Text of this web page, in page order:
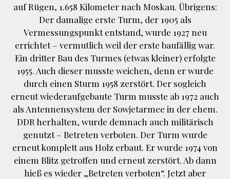
auf Rügen, 1.658 Kilometer nach Moskau. Übrigens:
Der damalige erste Turm, der 1905 als
Vermessungspunkt entstand, wurde 1927 neu
errichtet – vermutlich weil der erste baufällig war.
Ein dritter Bau des Turmes (etwas kleiner) erfolgte
1955. Auch dieser musste weichen, denn er wurde
durch einen Sturm 1958 zerstört. Der sogleich
erneut wiederaufgebaute Turm musste ab 1972 auch
als Antennensystem der Sowjetarmee in der ehem.
DDR herhalten, wurde demnach auch militärisch
genutzt – Betreten verboten. Der Turm wurde
erneut komplett aus Holz erbaut. Er wurde 1974 von
einem Blitz getroffen und erneut zerstört. Ab dann
hieß es wieder „Betreten verboten“. Jetzt aber